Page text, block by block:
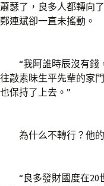
蕭瑟了，良多人都轉向
鄭連斌卻一直未搖動。
“我阿誰時辰沒有錢
往敲素昧生平先輩的家
也保持了上去。”
為什么不轉行？他的
“良多發財國度在20